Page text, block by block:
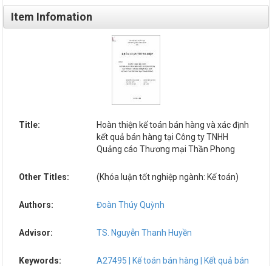
Item Infomation
Title:
Hoàn thiện kế toán bán hàng và xác định
kết quả bán hàng tại Công ty TNHH
Quảng cáo Thương mại Thần Phong
Other Titles: (Khóa luận tốt nghiệp ngành: Kế toán)
Authors: Đoàn Thúy Quỳnh
Advisor: TS. Nguyễn Thanh Huyền
Keywords:
A27495 | Kế toán bán hàng | Kết quả bán